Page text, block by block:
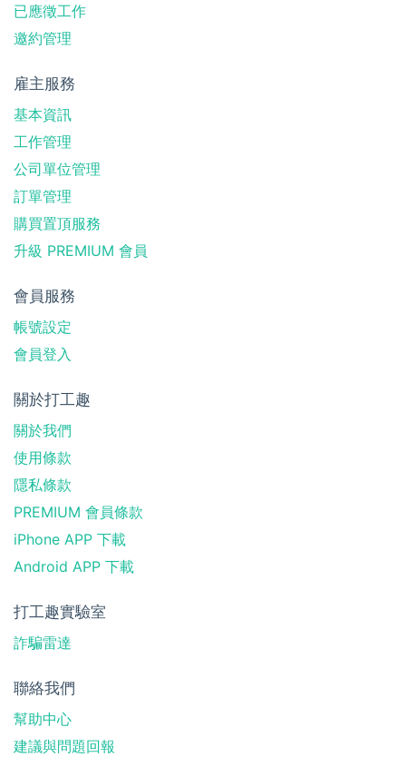
已應徵工作
邀約管理
雇主服務
基本資訊
工作管理
公司單位管理
訂單管理
購買置頂服務
升級 PREMIUM 會員
會員服務
帳號設定
會員登入
關於打工趣
關於我們
使用條款
隱私條款
PREMIUM 會員條款
iPhone APP 下載
Android APP 下載
打工趣實驗室
詐騙雷達
聯絡我們
幫助中心
建議與問題回報